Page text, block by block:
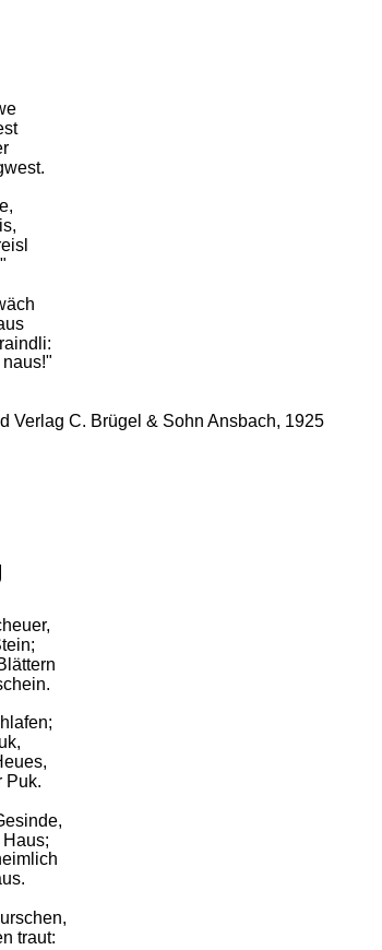
Verlag C. Brügel & Sohn Ansbach, 1925
Puk.
traut: